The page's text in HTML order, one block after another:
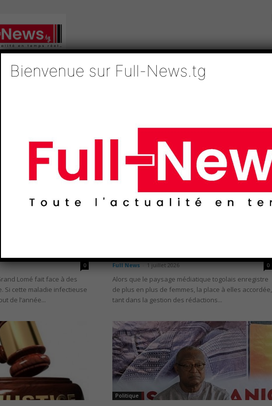
News
Grand Lomé
contre...
0
Lomé fait face à des
Si cette maladie infectieuse
de l’année...
Full News 1 juillet 2026 0
Alors que le paysage médiatique togolais enregistre
de plus en plus de femmes, la place à elles accordée,
tant dans la gestion des rédactions...
Politique
Bienvenue sur Full-News.tg